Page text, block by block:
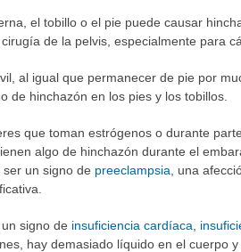
el tobillo o el pie puede causar
de la pelvis, especialmente para
al igual que permanecer de pie por
de hinchazón en los pies y los tobillos.
que toman estrógenos o durante
algo de hinchazón durante el
un signo de preeclampsia , una
signo de insuficiencia cardíaca
hay demasiado líquido en el cuerpo